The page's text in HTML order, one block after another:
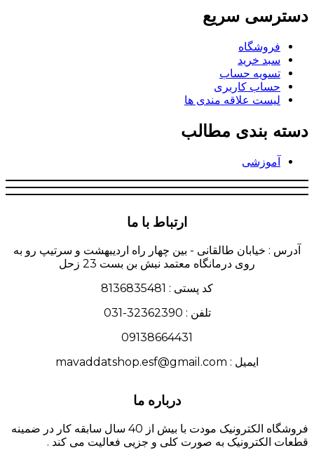
دسترسی سریع
فروشگاه
سبد خرید
تسویه حساب
حساب کاربری
لیست علاقه مندی ها
دسته بندی مطالب
آموزشی
ارتباط با ما
آدرس : خیابان طالقانی - بین چهار راه اردیبهشت و سرتیپ رو به
روی درمانگاه معتمد نبش بن بست 23 زحل
کد پستی : 8136835481
تلفن : 32362390-031
09138664431
ایمیل : mavaddatshop.esf@gmail.com
درباره ما
فروشگاه الکترونیک مودت با بیش از 40 سال سابقه کار در ضمینه
قطعات الکترونیک به صورت کلی و جزیی فعالیت می کند .